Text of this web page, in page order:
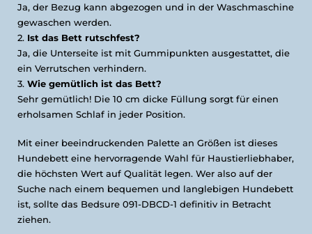
Ja, der Bezug kann abgezogen und in der Waschmaschine
gewaschen werden.
Ist das Bett rutschfest?
Ja, die Unterseite ist mit Gummipunkten ausgestattet, die
ein Verrutschen verhindern.
Wie gemütlich ist das Bett?
Sehr gemütlich! Die 10 cm dicke Füllung sorgt für einen
erholsamen Schlaf in jeder Position.
Mit einer beeindruckenden Palette an Größen ist dieses
Hundebett eine hervorragende Wahl für Haustierliebhaber,
die höchsten Wert auf Qualität legen. Wer also auf der
Suche nach einem bequemen und langlebigen Hundebett
ist, sollte das Bedsure 091-DBCD-1 definitiv in Betracht
ziehen.